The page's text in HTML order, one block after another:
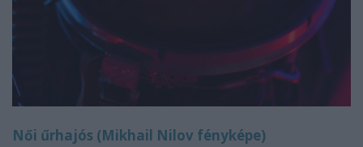
Női űrhajós (Mikhail Nilov fényképe)